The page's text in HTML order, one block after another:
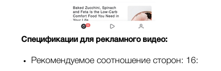
Спецификации для рекламного видео:
Рекомендуемое соотношение сторон: 16: